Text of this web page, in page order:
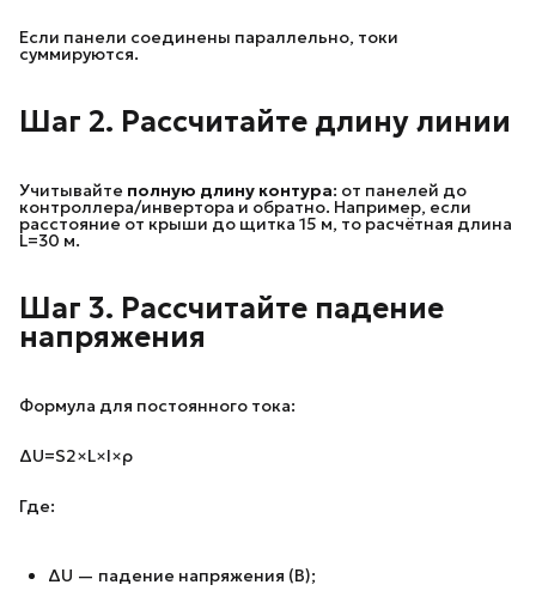
Если панели соединены параллельно, токи
суммируются.
Шаг 2. Рассчитайте длину линии
Учитывайте полную длину контура: от панелей до
контроллера/инвертора и обратно. Например, если
расстояние от крыши до щитка 15 м, то расчётная длина
L=30 м.
Шаг 3. Рассчитайте падение
напряжения
Формула для постоянного тока:
ΔU=S2×L×I×ρ​
Где:
ΔU — падение напряжения (В);